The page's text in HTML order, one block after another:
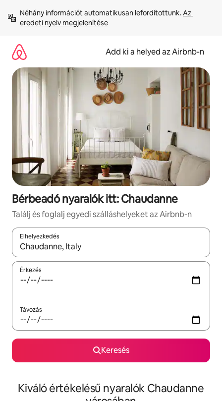
tartalomra
Néhány információt automatikusan lefordítottunk. Az
eredeti nyelv megjelenítése
Add ki a helyed az Airbnb-n
Bérbeadó nyaralók itt: Chaudanne
Találj és foglalj egyedi szálláshelyeket az Airbnb-n
Elhelyezkedés
Az eredmények között a felfelé és a lefelé nyíllal
Érkezés
Távozás
Keresés
Kiváló értékelésű nyaralók Chaudanne